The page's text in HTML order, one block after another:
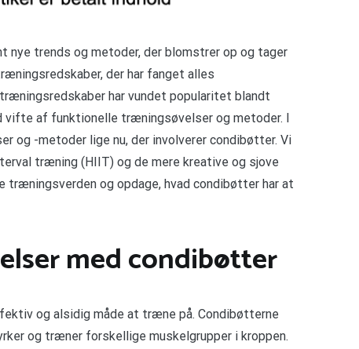
nye trends og metoder, der blomstrer op og tager
der har fanget alles
har vundet popularitet blandt
vifte af funktionelle træningsøvelser og metoder. I
og -metoder lige nu, der involverer condibøtter. Vi
træning (HIIT) og de mere kreative og sjove
og opdage, hvad condibøtter har at
med condibøtter
og alsidig måde at træne på. Condibøtterne
og træner forskellige muskelgrupper i kroppen.